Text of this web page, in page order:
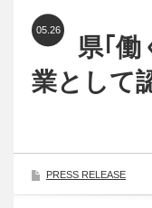
05.26
県｢働
業として
PRESS RELEASE